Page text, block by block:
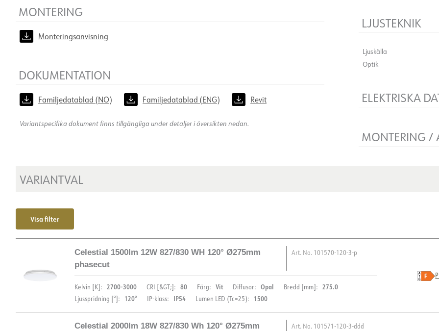
MONTERING
Monteringsanvisning
DOKUMENTATION
Familjedatablad (NO) Familjedatablad (ENG) Revit
Variantspecifika dokument finns tillgängliga under detaljer i översikten nedan.
LJUSTEKNIK
Ljuskälla
Optik
ELEKTRISKA
Spänning [V]
Isoleringsklass
MONTERING /
VARIANTVAL
Visa filter
Celestial 1500lm 12W 827/830 WH 120° Ø275mm
phasecut
Art. No. 101570-120-3-p
Kelvin [K]: 2700-3000 CRI [&GT;]: 80 Färg: Vit Diffusor: Opal Bredd [mm]: 275.0
Ljusspridning [°]: 120° IP-klass: IP54 Lumen LED (Tc=25): 1500
Celestial 2000lm 18W 827/830 Wh 120° Ø275mm
Art. No. 101571-120-3-ddd